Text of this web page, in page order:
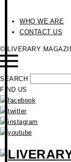
WHO WE ARE
CONTACT US
© LIVERARY
SEARCH
FIND US